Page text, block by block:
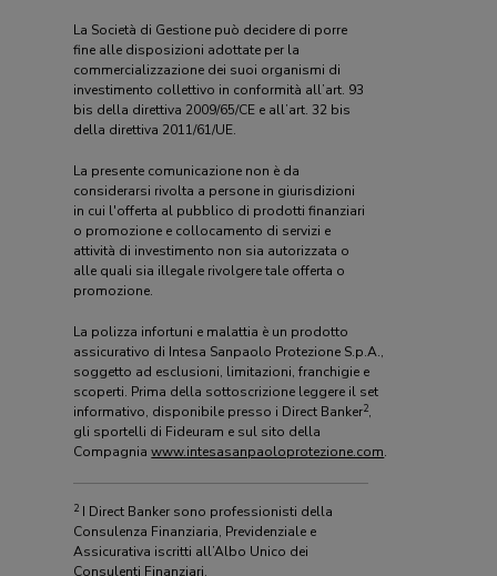
La Società di Gestione può decidere di porre
fine alle disposizioni adottate per la
commercializzazione dei suoi organismi di
investimento collettivo in conformità all’art. 93
bis della direttiva 2009/65/CE e all’art. 32 bis
della direttiva 2011/61/UE.
La presente comunicazione non è da
considerarsi rivolta a persone in giurisdizioni
in cui l'offerta al pubblico di prodotti finanziari
o promozione e collocamento di servizi e
attività di investimento non sia autorizzata o
alle quali sia illegale rivolgere tale offerta o
promozione.
La polizza infortuni e malattia è un prodotto
assicurativo di Intesa Sanpaolo Protezione S.p.A.,
soggetto ad esclusioni, limitazioni, franchigie e
scoperti. Prima della sottoscrizione leggere il set
informativo, disponibile presso i Direct Banker2,
gli sportelli di Fideuram e sul sito della
Compagniawww.intesasanpaoloprotezione.com.
2 I Direct Banker sono professionisti della
Consulenza Finanziaria, Previdenziale e
Assicurativa iscritti all’Albo Unico dei
Consulenti Finanziari.